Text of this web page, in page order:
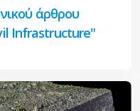
άρθρου
Infrastructure"